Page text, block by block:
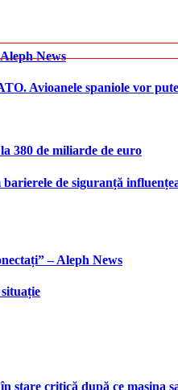
News
Avioanele spaniole vor
380 de miliarde de euro
de siguranță
– Aleph News
stare critică după ce mașina